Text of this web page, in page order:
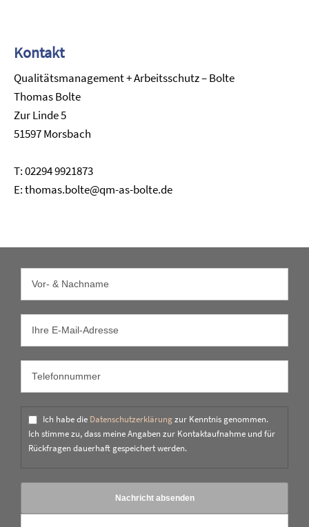
Kontakt
Qualitätsmanagement + Arbeitsschutz – Bolte
Thomas Bolte
Zur Linde 5
51597 Morsbach
T: 02294 9921873
E: thomas.bolte@qm-as-bolte.de
Ich habe die Datenschutzerklärungzur Kenntnis genommen.
Ich stimme zu, dass meine Angaben zur Kontaktaufnahme und für
Rückfragen dauerhaft gespeichert werden.